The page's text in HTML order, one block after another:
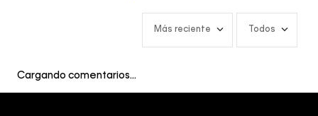
Más reciente Todos
Cargando comentarios…